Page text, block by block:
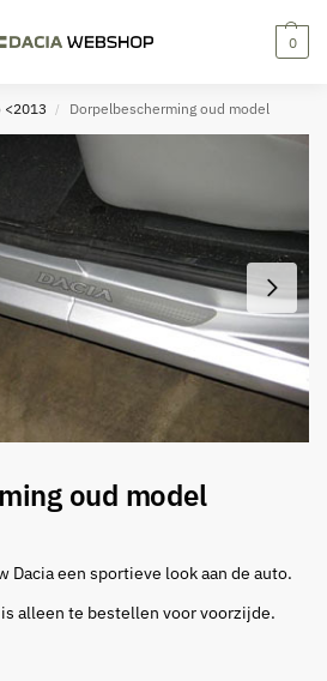
0
<2013 / Dorpelbescherming oud model
oud model
Dacia een sportieve look aan de auto.
alleen te bestellen voor voorzijde.